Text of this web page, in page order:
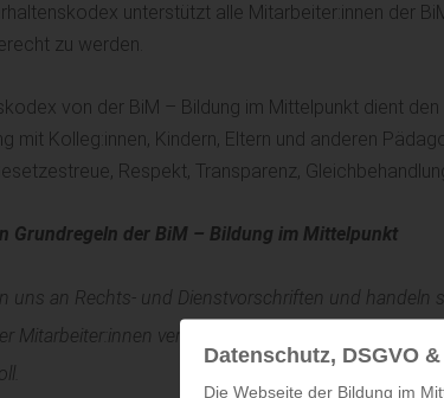
Datenschutz, DSGVO
Die Webseite der Bildung im
unterstützt alle Mitarbeiter:innen der
zu werden.
von der BiM – Bildung im Mittelpunkt dient
mit Kolleg:innen, Kindern, Eltern und anderen
Respekt, Transparenz,
Grundregeln der BiM – Bildung im Mittelpunkt
uns an Rechts- und Dienstvorschriften und handeln
Mitarbeiter:innen verschreiben sich der fairen und